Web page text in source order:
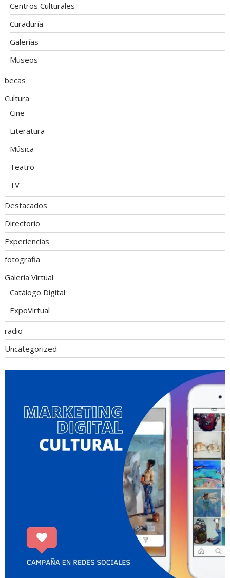
Centros Culturales
Curaduría
Galerías
Museos
becas
Cultura
Cine
Literatura
Música
Teatro
TV
Destacados
Directorio
Experiencias
fotografia
Galería Virtual
Catálogo Digital
ExpoVirtual
radio
Uncategorized